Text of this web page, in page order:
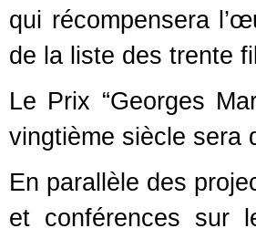
qui récompensera
de la liste des trente
Le Prix “Georges
vingtième siècle sera
En parallèle des
et conférences sur